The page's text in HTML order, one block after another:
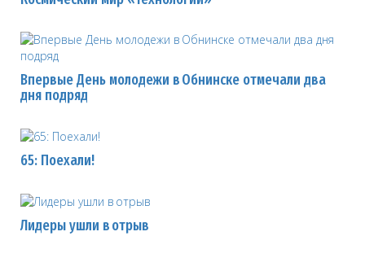
Впервые День молодежи в Обнинске отмечали два
дня подряд
65: Поехали!
Лидеры ушли в отрыв